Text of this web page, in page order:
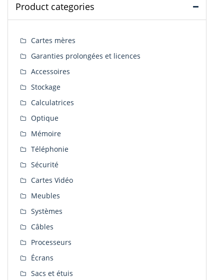
Product categories
Cartes mères
Garanties prolongées et licences
Accessoires
Stockage
Calculatrices
Optique
Mémoire
Téléphonie
Sécurité
Cartes Vidéo
Meubles
Systèmes
Câbles
Processeurs
Écrans
Sacs et étuis